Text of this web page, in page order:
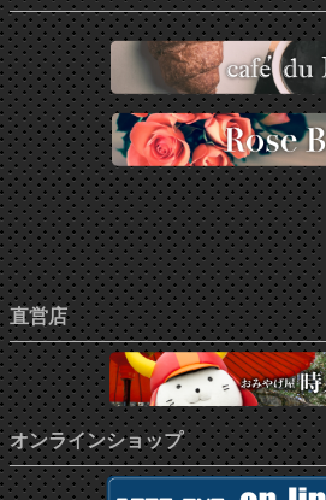
直営店
オンラインショップ